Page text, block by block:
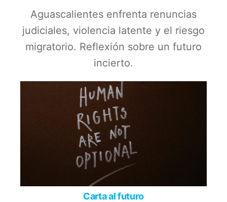
Aguascalientes enfrenta renuncias
judiciales, violencia latente y el riesgo
migratorio. Reflexión sobre un futuro
incierto.
Carta al futuro